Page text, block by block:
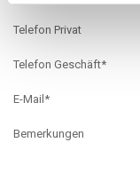
Telefon Privat
Telefon Geschäft*
E-Mail*
Bemerkungen